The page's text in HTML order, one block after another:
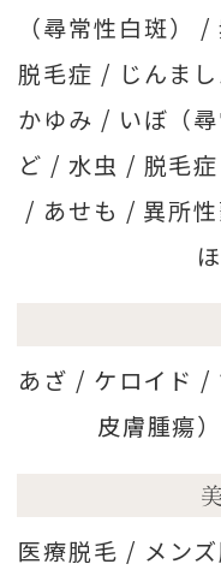
（尋常性白斑） /
脱毛症 / じんま
かゆみ / いぼ（
ど / 水虫 / 脱毛
/ あせも / 異所
あざ / ケロイド /
皮膚腫瘍
医療脱毛 / メン